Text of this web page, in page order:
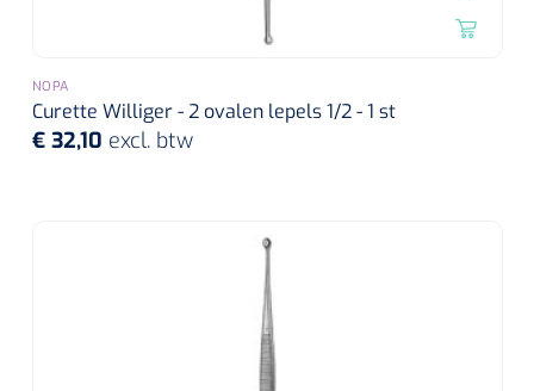
NOPA
Curette Williger - 2 ovalen lepels 1/2 - 1 st
€ 32,10 excl. btw